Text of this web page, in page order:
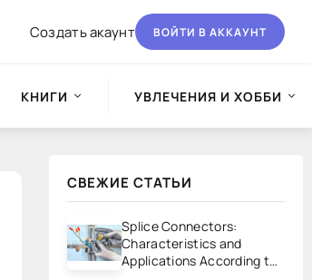
Создать акаунт ВОЙТИ В АККАУНТ
КНИГИ УВЛЕЧЕНИЯ И ХОББИ
СВЕЖИЕ СТАТЬИ
Splice Connectors:
Characteristics and
Applications According to